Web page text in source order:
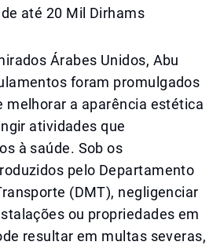
até 20 Mil Dirhams
Árabes Unidos, Abu
foram promulgados
melhorar a aparência estética
atividades que
à saúde. Sob os
pelo Departamento
(DMT), negligenciar
ou propriedades em
resultar em multas severas,